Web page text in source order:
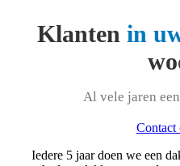
Klanten in
Al vele jaren
Contact
Iedere 5 jaar doen we een